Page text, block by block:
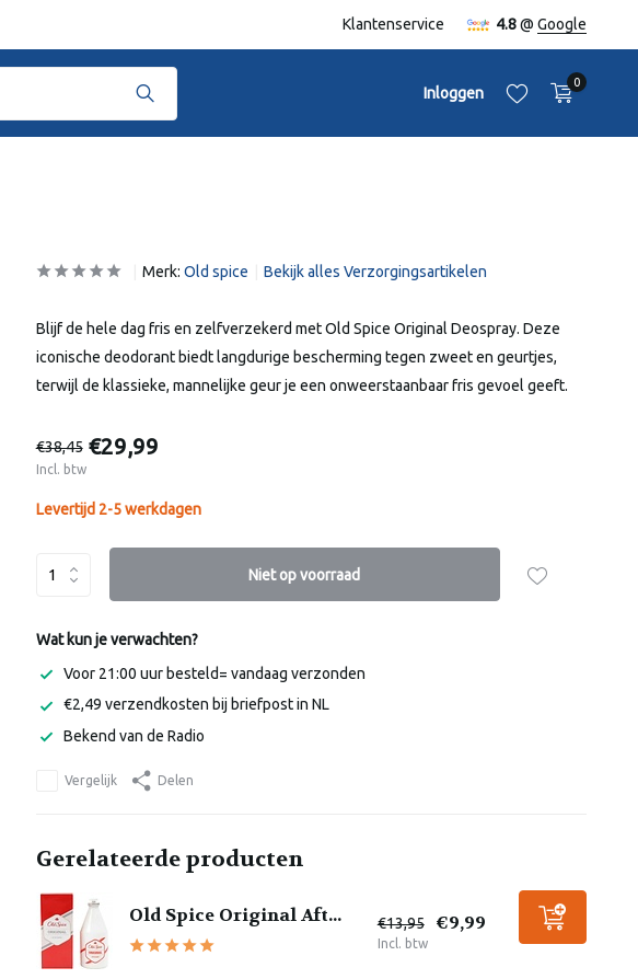
Klantenservice 4.8@ Google
Inloggen
0
Merk: Old spice Bekijk alles Verzorgingsartikelen
Blijf de hele dag fris en zelfverzekerd met Old Spice Original Deospray. Deze
iconische deodorant biedt langdurige bescherming tegen zweet en geurtjes,
terwijl de klassieke, mannelijke geur je een onweerstaanbaar fris gevoel geeft.
€38,45 €29,99
Incl. btw
Levertijd 2-5 werkdagen
Niet op voorraad
Wat kun je verwachten?
Voor 21:00 uur besteld= vandaag verzonden
€2,49 verzendkosten bij briefpost in NL
Bekend van de Radio
Vergelijk Delen
Gerelateerde producten
Old Spice Original Aft... €13,95 €9,99
Incl. btw